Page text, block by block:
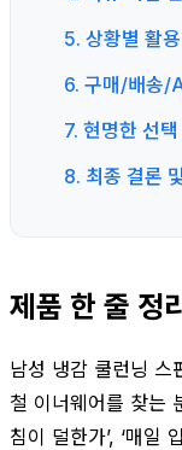
5. 상황별 활
6. 구매/배송/
7. 현명한 선
8. 최종 결론
제품 한 줄 정리
남성 냉감 쿨런닝 스
철 이너웨어를 찾는
침이 덜한가’, ‘매일